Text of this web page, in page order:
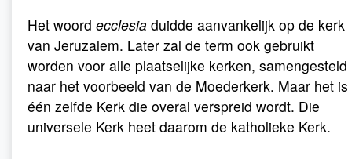
Het woord ecclesia duidde aanvankelijk op de kerk
van Jeruzalem. Later zal de term ook gebruikt
worden voor alle plaatselijke kerken, samengesteld
naar het voorbeeld van de Moederkerk. Maar het is
één zelfde Kerk die overal verspreid wordt. Die
universele Kerk heet daarom de katholieke Kerk.